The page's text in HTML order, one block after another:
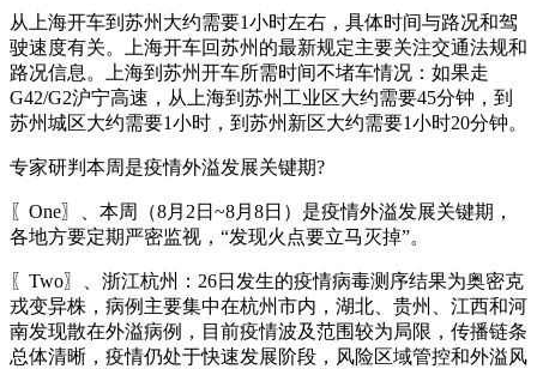
从上海开车到苏州大约需要1小时左右，具体时间与路况和驾
驶速度有关。上海开车回苏州的最新规定主要关注交通法规和
路况信息。上海到苏州开车所需时间不堵车情况：如果走
G42/G2沪宁高速，从上海到苏州工业区大约需要45分钟，到
苏州城区大约需要1小时，到苏州新区大约需要1小时20分钟。
专家研判本周是疫情外溢发展关键期?
〖One〗、本周（8月2日~8月8日）是疫情外溢发展关键期，
各地方要定期严密监视，“发现火点要立马灭掉”。
〖Two〗、浙江杭州：26日发生的疫情病毒测序结果为奥密克
戎变异株，病例主要集中在杭州市内，湖北、贵州、江西和河
南发现散在外溢病例，目前疫情波及范围较为局限，传播链条
总体清晰，疫情仍处于快速发展阶段，风险区域管控和外溢风